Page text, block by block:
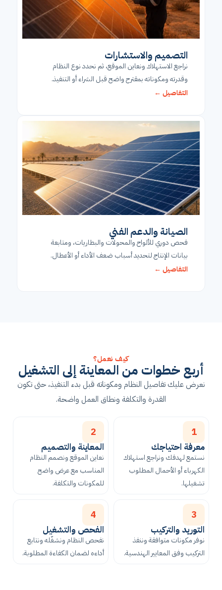
التصميم والاستشارات
نراجع الاستهلاك ونعاين الموقع، ثم نحدد نوع النظام
وقدرته ومكوناته بمقترح واضح قبل الشراء أو التنفيذ.
التفاصيل ←
الصيانة والدعم الفني
فحص دوري للألواح والمحولات والبطاريات، ومتابعة
بيانات الإنتاج لتحديد أسباب ضعف الأداء أو الأعطال.
التفاصيل ←
كيف نعمل؟
أربع خطوات من المعاينة إلى التشغيل
نعرض عليك تفاصيل النظام ومكوناته قبل بدء التنفيذ، حتى تكون
القدرة والتكلفة ونطاق العمل واضحة.
1
معرفة احتياجك
نستمع لهدفك ونراجع استهلاك
الكهرباء أو الأحمال المطلوب
تشغيلها.
2
المعاينة والتصميم
نعاين الموقع ونصمم النظام
المناسب مع عرض واضح
للمكونات والتكلفة.
3
التوريد والتركيب
نوفر مكونات متوافقة وننفذ
التركيب وفق المعايير الهندسية.
4
الفحص والتشغيل
نفحص النظام ونشغّله ونتابع
أداءه لضمان الكفاءة المطلوبة.